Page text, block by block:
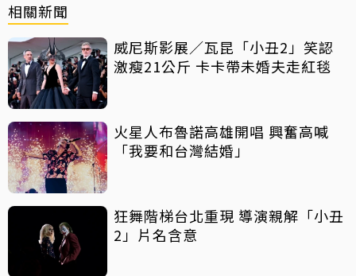
相關新聞
威尼斯影展／瓦昆「小丑2」笑認
激瘦21公斤 卡卡帶未婚夫走紅毯
火星人布魯諾高雄開唱 興奮高喊
「我要和台灣結婚」
狂舞階梯台北重現 導演親解「小丑
2」片名含意